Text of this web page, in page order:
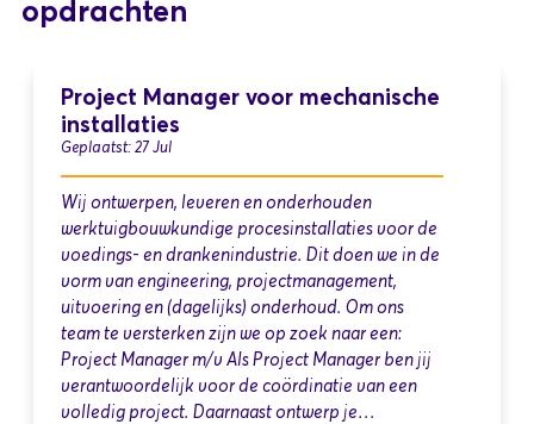
opdrachten
Project Manager voor mechanische
installaties
Geplaatst: 27 Jul
Wij ontwerpen, leveren en onderhouden
werktuigbouwkundige procesinstallaties voor de
voedings- en drankenindustrie. Dit doen we in de
vorm van engineering, projectmanagement,
uitvoering en (dagelijks) onderhoud. Om ons
team te versterken zijn we op zoek naar een:
Project Manager m/v Als Project Manager ben jij
verantwoordelijk voor de coördinatie van een
volledig project. Daarnaast ontwerp je…